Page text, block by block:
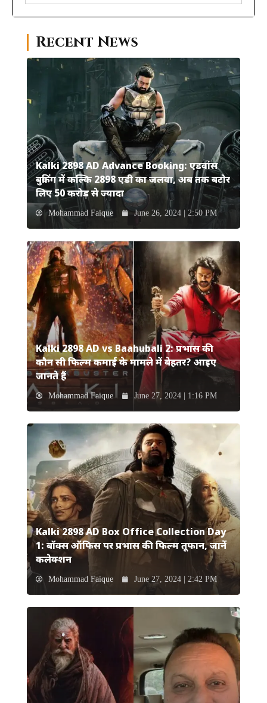
Recent News
Kalki 2898 AD Advance Booking: एडवांस
बुकिंग में कल्कि 2898 एडी का जलवा, अब तक बटोर
लिए 50 करोड़ से ज्यादा
Mohammad Faique June 26, 2024 | 2:50 PM
Kalki 2898 AD vs Baahubali 2: प्रभास की
कौन सी फिल्म कमाई के मामले में बेहतर? आइए
जानते हैं
Mohammad Faique June 27, 2024 | 1:16 PM
Kalki 2898 AD Box Office Collection Day
1: बॉक्स ऑफिस पर प्रभास की फिल्म तूफान, जानें
कलेक्शन
Mohammad Faique June 27, 2024 | 2:42 PM